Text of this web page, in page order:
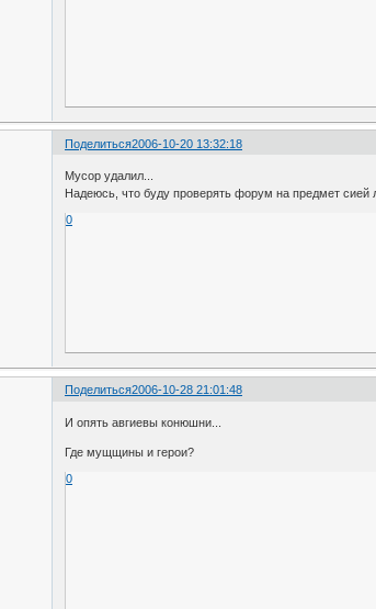
Поделиться2006-10-20 13:32:18
Мусор удалил...
Надеюсь, что буду проверять форум на предмет сией
0
Поделиться2006-10-28 21:01:48
И опять авгиевы конюшни...
Где мущщины и герои?
0